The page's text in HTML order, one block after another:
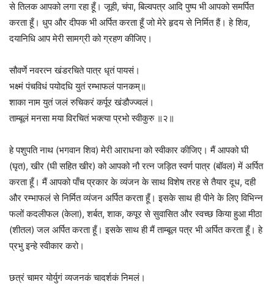
से तिलक आपको लगा रहा हूँ। जूही, चंपा, बिल्वपत्र आदि पुष्प भी आपको समर्पित
करता हूँ। धुप और दीपक भी अर्पित करता हूँ जो मेरे हृदय से निर्मित हैं। हे शिव,
दयानिधि आप मेरी सामग्री को ग्रहण कीजिए।
सौवर्णे नवरत्न खंडरचिते पात्र धृतं पायसं।
भक्ष्मं पंचविधं पयोदधि युतं रम्भाफलं पानकम्‌॥
शाका नाम युतं जलं रुचिकरं कर्पूर खंडौज्ज्वलं।
ताम्बूलं मनसा मया विरचितं भक्त्या प्रभो स्वीकुरु ॥२॥
हे पशुपति नाथ (भगवान शिव) मेरी आराधना को स्वीकार कीजिए। मैं आपको घी
(घृत), खीर (घी सहित खीर) को आपको नौ रत्न जड़ित स्वर्ण पात्र (बॉवल) में अर्पित
करता हूँ। मैं आपको पाँच प्रकार के व्यंजन के साथ विशेष तरह से तैयार दूध, दही
और रम्भाफलं से निर्मित व्यंजन अर्पित करता हूँ। इसके साथ ही पीने के लिए विभिन्न
फलों कदलीफल (केला), शर्बत, शाक, कपूर से सुवासित और स्वच्छ किया हुआ मीठा
(शीतल) जल अर्पित करता हूँ। इसके साथ ही मैं ताम्बूल पत्र भी अर्पित करता हूँ। हे
प्रभु इन्हे स्वीकार करो।
छत्रं चामर योर्युगं व्यजनकं चादर्शकं निमलं।